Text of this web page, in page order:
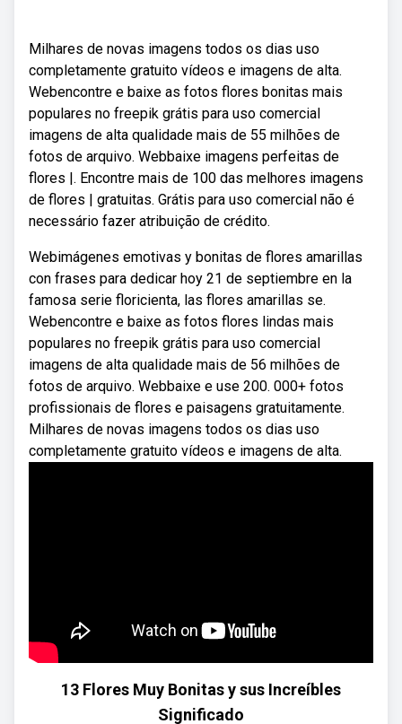
Milhares de novas imagens todos os dias uso
completamente gratuito vídeos e imagens de alta.
Webencontre e baixe as fotos flores bonitas mais
populares no freepik grátis para uso comercial
imagens de alta qualidade mais de 55 milhões de
fotos de arquivo. Webbaixe imagens perfeitas de
flores |. Encontre mais de 100 das melhores imagens
de flores | gratuitas. Grátis para uso comercial não é
necessário fazer atribuição de crédito.
Webimágenes emotivas y bonitas de flores amarillas
con frases para dedicar hoy 21 de septiembre en la
famosa serie floricienta, las flores amarillas se.
Webencontre e baixe as fotos flores lindas mais
populares no freepik grátis para uso comercial
imagens de alta qualidade mais de 56 milhões de
fotos de arquivo. Webbaixe e use 200. 000+ fotos
profissionais de flores e paisagens gratuitamente.
Milhares de novas imagens todos os dias uso
completamente gratuito vídeos e imagens de alta.
13 Flores Muy Bonitas y sus Increíbles
Significado